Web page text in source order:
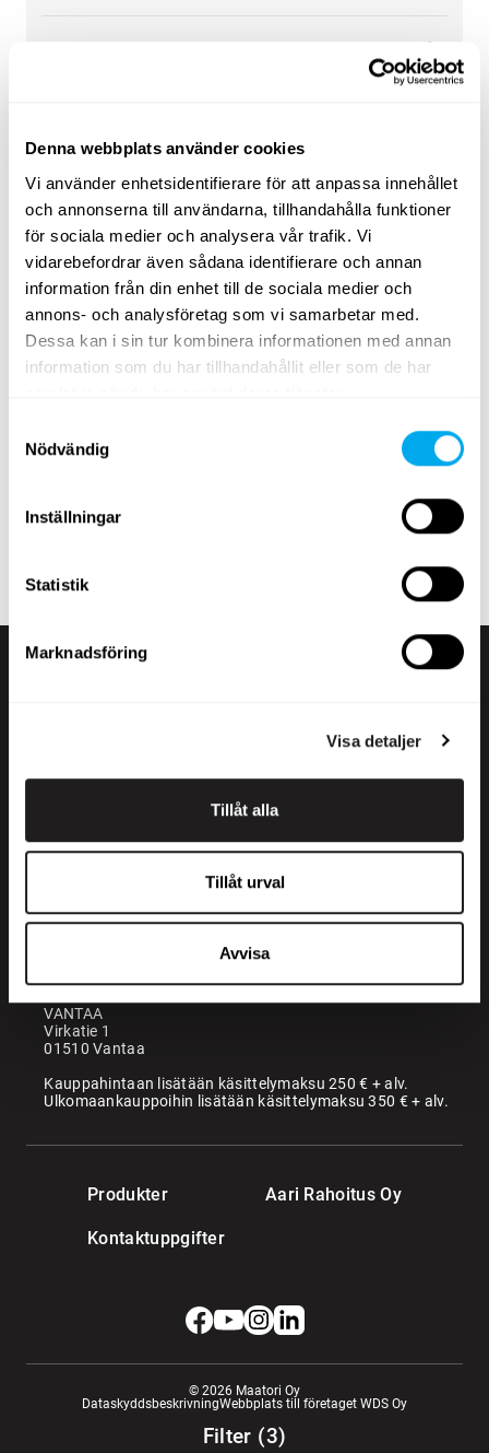
Denna webbplats använder cookies
Vi använder enhetsidentifierare för att anpassa innehållet
och annonserna till användarna, tillhandahålla funktioner
för sociala medier och analysera vår trafik. Vi
vidarebefordrar även sådana identifierare och annan
information från din enhet till de sociala medier och
annons- och analysföretag som vi samarbetar med.
Dessa kan i sin tur kombinera informationen med annan
information som du har tillhandahållit eller som de har
Nödvändig
Inställningar
Statistik
Marknadsföring
Visa detaljer
Tillåt alla
Tillåt urval
Avvisa
Filter (3)
694 €/mån
Ett brett utbud av tunga fordon
Välj kategorientreprenad ,transportfordon,lantbruk
skogsmaskiner,materialhantering ellergrönytemaskiner
Använd sökkriterierna för tunga fordon på sidan för att
fordon efter produktgrupp, märke, modell, ort, modellår,
pris, typ av annons eller produktens totalvikt.
Ta en titt på Maatoris utbud av tunga fordon och hitta
rätt produkt för dina behov! Om du inte hittar det du
Produkter Aari Rahoitus Oy
Kontaktuppgifter
+358 200 70070
Kontor
VANTAA
Virkatie 1
01510 Vantaa
Kauppahintaan lisätään käsittelymaksu 250 € + alv.
Ulkomaankauppoihin lisätään käsittelymaksu 350 € + alv.
© 2026 Maatori Oy
DataskyddsbeskrivningWebbplats till företaget WDS Oy